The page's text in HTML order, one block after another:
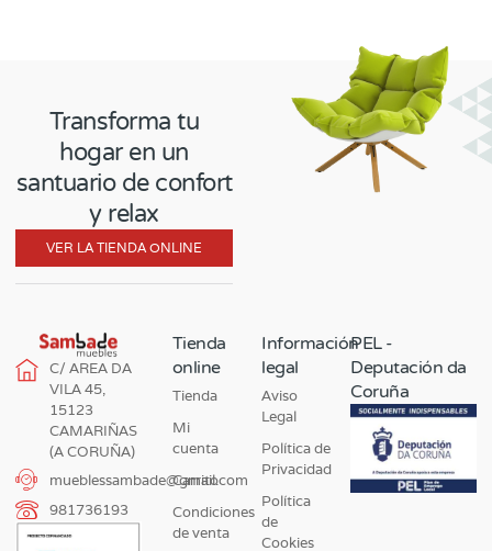
Transforma tu
hogar en un
santuario de confort
y relax
VER LA TIENDA ONLINE
C/ AREA DA
VILA 45,
15123
CAMARIÑAS
(A CORUÑA)
mueblessambade@gmail.com
981736193
Tienda
online
Tienda
Mi
cuenta
Carrito
Condiciones
de venta
Información
legal
Aviso
Legal
Política de
Privacidad
Política
de
Cookies
PEL -
Deputación da
Coruña